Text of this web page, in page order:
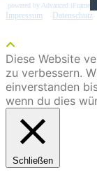
powered by Advanced iFrame
Impressum Datenschutz
Diese Website
zu verbessern.
einverstanden
wenn du dies
Schließen